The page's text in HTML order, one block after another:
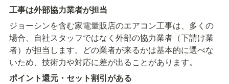
工事は外部協力業者が担当
ジョーシンを含む家電量販店のエアコン工事は、多くの
場合、自社スタッフではなく外部の協力業者（下請け業
者）が担当します。どの業者が来るかは基本的に選べな
いため、技術力や対応に差が出ることがあります。
ポイント還元・セット割引がある